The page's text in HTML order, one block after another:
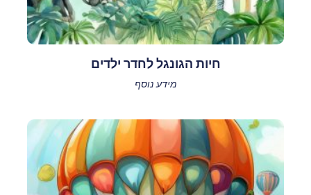
חיות הגונגל לחדר ילדים
מידע נוסף